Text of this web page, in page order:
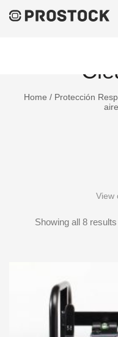
Home / Protección
aire
View
Showing all 8 results